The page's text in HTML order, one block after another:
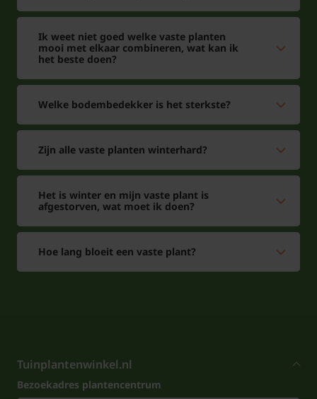
Ik weet niet goed welke vaste planten
mooi met elkaar combineren, wat kan ik
het beste doen?
Welke bodembedekker is het sterkste?
Zijn alle vaste planten winterhard?
Het is winter en mijn vaste plant is
afgestorven, wat moet ik doen?
Hoe lang bloeit een vaste plant?
Tuinplantenwinkel.nl
Bezoekadres plantencentrum